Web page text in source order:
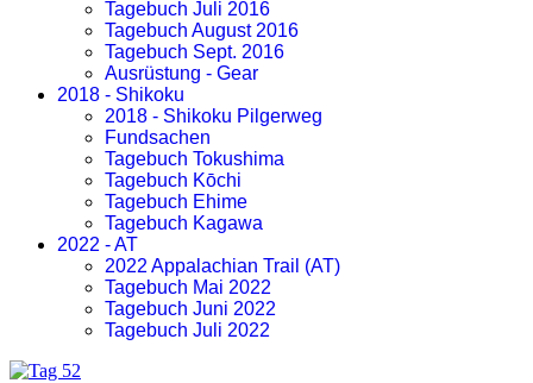
Tagebuch Juli 2016
Tagebuch August 2016
Tagebuch Sept. 2016
Ausrüstung - Gear
2018 - Shikoku
2018 - Shikoku Pilgerweg
Fundsachen
Tagebuch Tokushima
Tagebuch Kōchi
Tagebuch Ehime
Tagebuch Kagawa
2022 - AT
2022 Appalachian Trail (AT)
Tagebuch Mai 2022
Tagebuch Juni 2022
Tagebuch Juli 2022